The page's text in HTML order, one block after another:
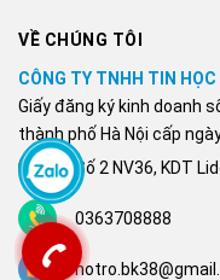
VỀ CHÚNG TÔI
CÔNG TY TNHH TIN
Giấy đăng ký kinh doanh
thành phố Hà Nội cấp
Số 2 NV36, KDT
0363708888